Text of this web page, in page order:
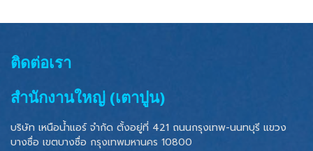
ติดต่อเรา
สำนักงานใหญ่ (เตาปูน)
บริษัท เหนือน้ำแอร์ จำกัด ตั้งอยู่ที่ 421 ถนนกรุงเทพ-นนทบุรี แขวง
บางซื่อ เขตบางซื่อ กรุงเทพมหานคร 10800